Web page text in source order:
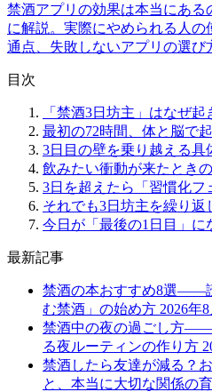
禁酒アプリの効果は本当にある
に解説。実際にやめられる人
通点、失敗しないアプリの選び
目次
「禁酒3日坊主」はなぜ起
最初の72時間、体と脳で
3日目の壁を乗り越える具
飲みたい衝動が来たとき
3日を超えたら「習慣化フ
それでも3日坊主を繰り返
今日が「最後の1日目」に
最新記事
禁酒の本おすすめ8選——
む禁酒」の始め方 2026年8
禁酒中の夜の過ごし方
る夜ルーティンの作り方
禁酒したら友達が減る？
と、本当に大切な関係の